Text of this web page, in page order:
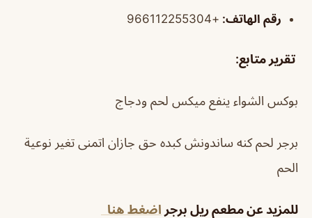
رقم الهاتف: +966112255304
تقرير متابع:
بوكس الشواء ينفع ميكس لحم ودجاج
برجر لحم كنه ساندونش كبده حق جازان اتمنى تغير نوعية
الحم
للمزيد عن مطعم ريل برجر اضغط هنا